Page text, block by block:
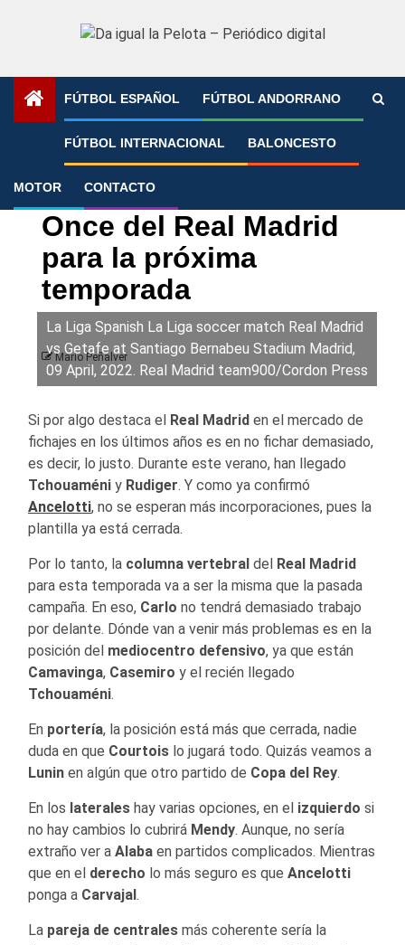
FÚTBOL ESPAÑOL FÚTBOL ANDORRANO
FÚTBOL INTERNACIONAL BALONCESTO
MOTOR CONTACTO
»
Fútbol español Real Madrid
Once del Real Madrid
para la próxima
temporada
Mario Peñalver
La Liga Spanish La Liga soccer match Real Madrid
vs Getafe at Santiago Bernabeu Stadium Madrid,
09 April, 2022. Real Madrid team900/Cordon Press
Si por algo destaca el Real Madrid en el mercado de
fichajes en los últimos años es en no fichar demasiado,
es decir, lo justo. Durante este verano, han llegado
Tchouaméni y Rudiger. Y como ya confirmó
Ancelotti, no se esperan más incorporaciones, pues la
plantilla ya está cerrada.
Por lo tanto, la columna vertebral del Real Madrid
para esta temporada va a ser la misma que la pasada
campaña. En eso, Carlo no tendrá demasiado trabajo
por delante. Dónde van a venir más problemas es en la
posición del mediocentro defensivo, ya que están
Camavinga, Casemiro y el recién llegado
Tchouaméni.
En portería, la posición está más que cerrada, nadie
duda en que Courtois lo jugará todo. Quizás veamos a
Lunin en algún que otro partido de Copa del Rey.
En los laterales hay varias opciones, en el izquierdo si
no hay cambios lo cubrirá Mendy. Aunque, no sería
extraño ver a Alaba en partidos complicados. Mientras
que en el derecho lo más seguro es que Ancelotti
ponga a Carvajal.
La pareja de centrales más coherente sería la